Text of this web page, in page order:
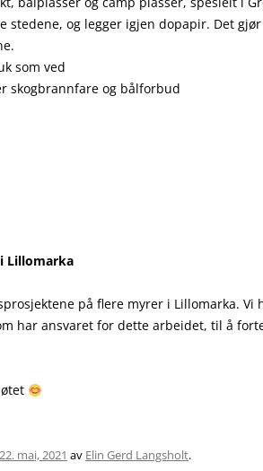
stedene, og legger igjen dopapir. Det
som ved
skogbrannfare og bålforbud
Lillomarka
på flere myrer i Lillomarka. Vi
har ansvaret for dette arbeidet, til å
22. mai, 2021 av Elin Gerd Langsholt.